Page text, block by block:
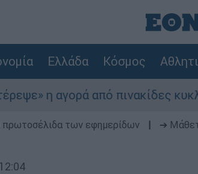
Ελλάδα Κόσμος
από πινακίδες
πρωτοσέλιδα των εφημερίδων ➔